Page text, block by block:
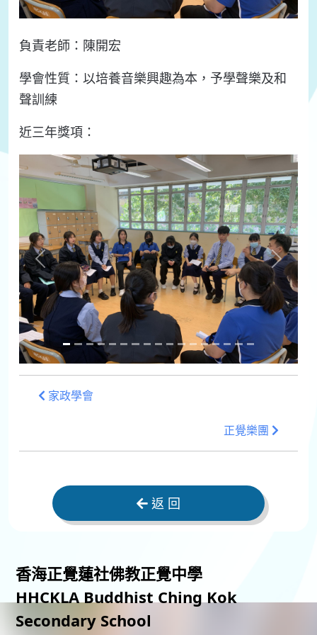
負責老師：陳開宏
學會性質：以培養音樂興趣為本，予學聲樂及和
聲訓練
近三年獎項：
Previous Next
家政學會
正覺樂團
返 回
香海正覺蓮社佛教正覺中學
HHCKLA Buddhist Ching Kok
Secondary School